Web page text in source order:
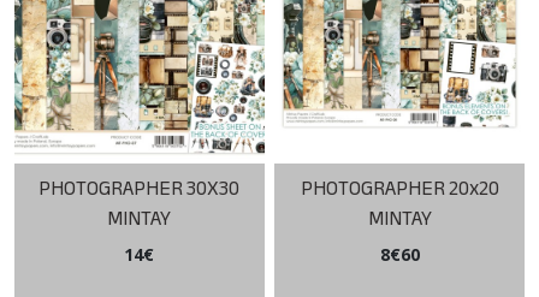
PHOTOGRAPHER 30X30
MINTAY
14€
PHOTOGRAPHER 20x20
MINTAY
8€60